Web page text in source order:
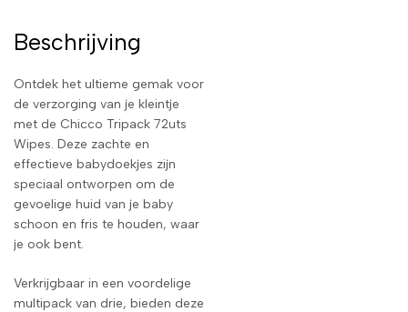
Beschrijving
Ontdek het ultieme gemak voor
de verzorging van je kleintje
met de Chicco Tripack 72uts
Wipes. Deze zachte en
effectieve babydoekjes zijn
speciaal ontworpen om de
gevoelige huid van je baby
schoon en fris te houden, waar
je ook bent.
Verkrijgbaar in een voordelige
multipack van drie, bieden deze